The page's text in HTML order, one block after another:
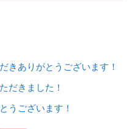
きありがとうございます！
だきました！
うございます！